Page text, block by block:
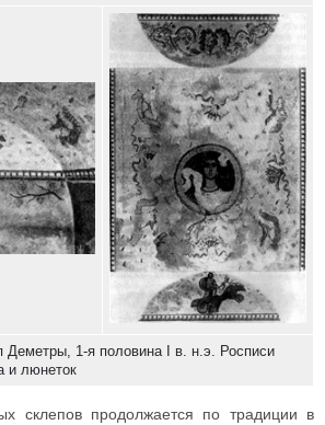
Деметры, 1-я половина I в. н.э. Росписи
и люнеток
склепов продолжается по традиции в